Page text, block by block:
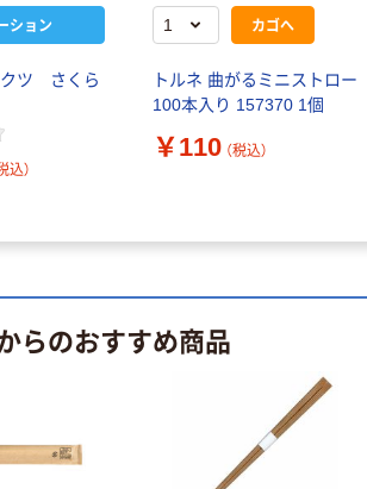
ション
クツ さくら
込）
カゴへ
トルネ 曲がるミニストロー
100本入り 157370 1個
￥110 （税込）
らのおすすめ商品